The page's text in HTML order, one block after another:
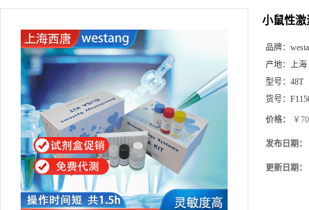
小鼠性激
品牌：
产地： 上海
型号： 48T
货号：
价格： ￥
发布日期：
更新日期：